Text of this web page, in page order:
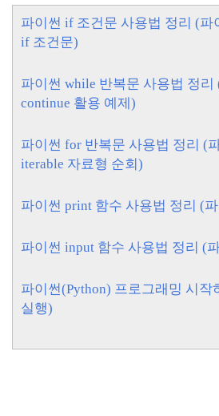
파이썬 if 조건문 사용법 정리 (파
if 조건문)
파이썬 while 반복문 사용법 정리
continue 활용 예제)
파이썬 for 반복문 사용법 정리 (
iterable 자료형 순회)
파이썬 print 함수 사용법 정리 (
파이썬 input 함수 사용법 정리 (
파이썬(Python) 프로그래밍 시작
실행)